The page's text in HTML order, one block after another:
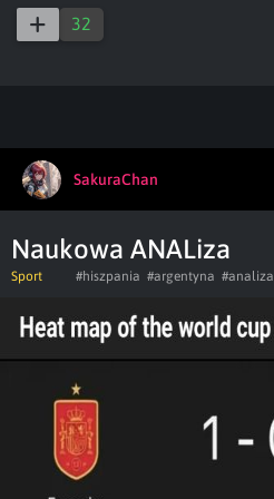
32
SakuraChan
Naukowa ANALiza
Sport #hiszpania #argentyna #analiza